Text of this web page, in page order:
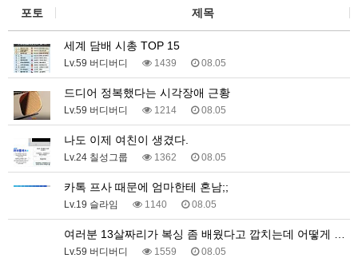
포토 제목
세계 담배 시총 TOP 15
Lv.59 버디버디 1439 08.05
드디어 정복했다는 시각장애 근황
Lv.59 버디버디 1214 08.05
나도 이제 여친이 생겼다.
Lv.24 칠성그룹 1362 08.05
카톡 프사 때문에 엄마한테 혼남;;
Lv.19 슬라임 1140 08.05
여러분 13살짜리가 복싱 좀 배웠다고 깝치는데 어떻게 …
Lv.59 버디버디 1559 08.05